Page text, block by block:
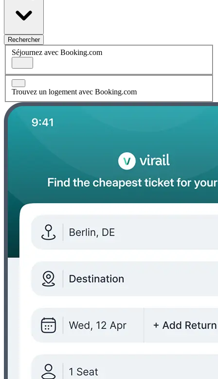
Rechercher
Séjournez avec Booking.com
Trouvez un logement avec Booking.com